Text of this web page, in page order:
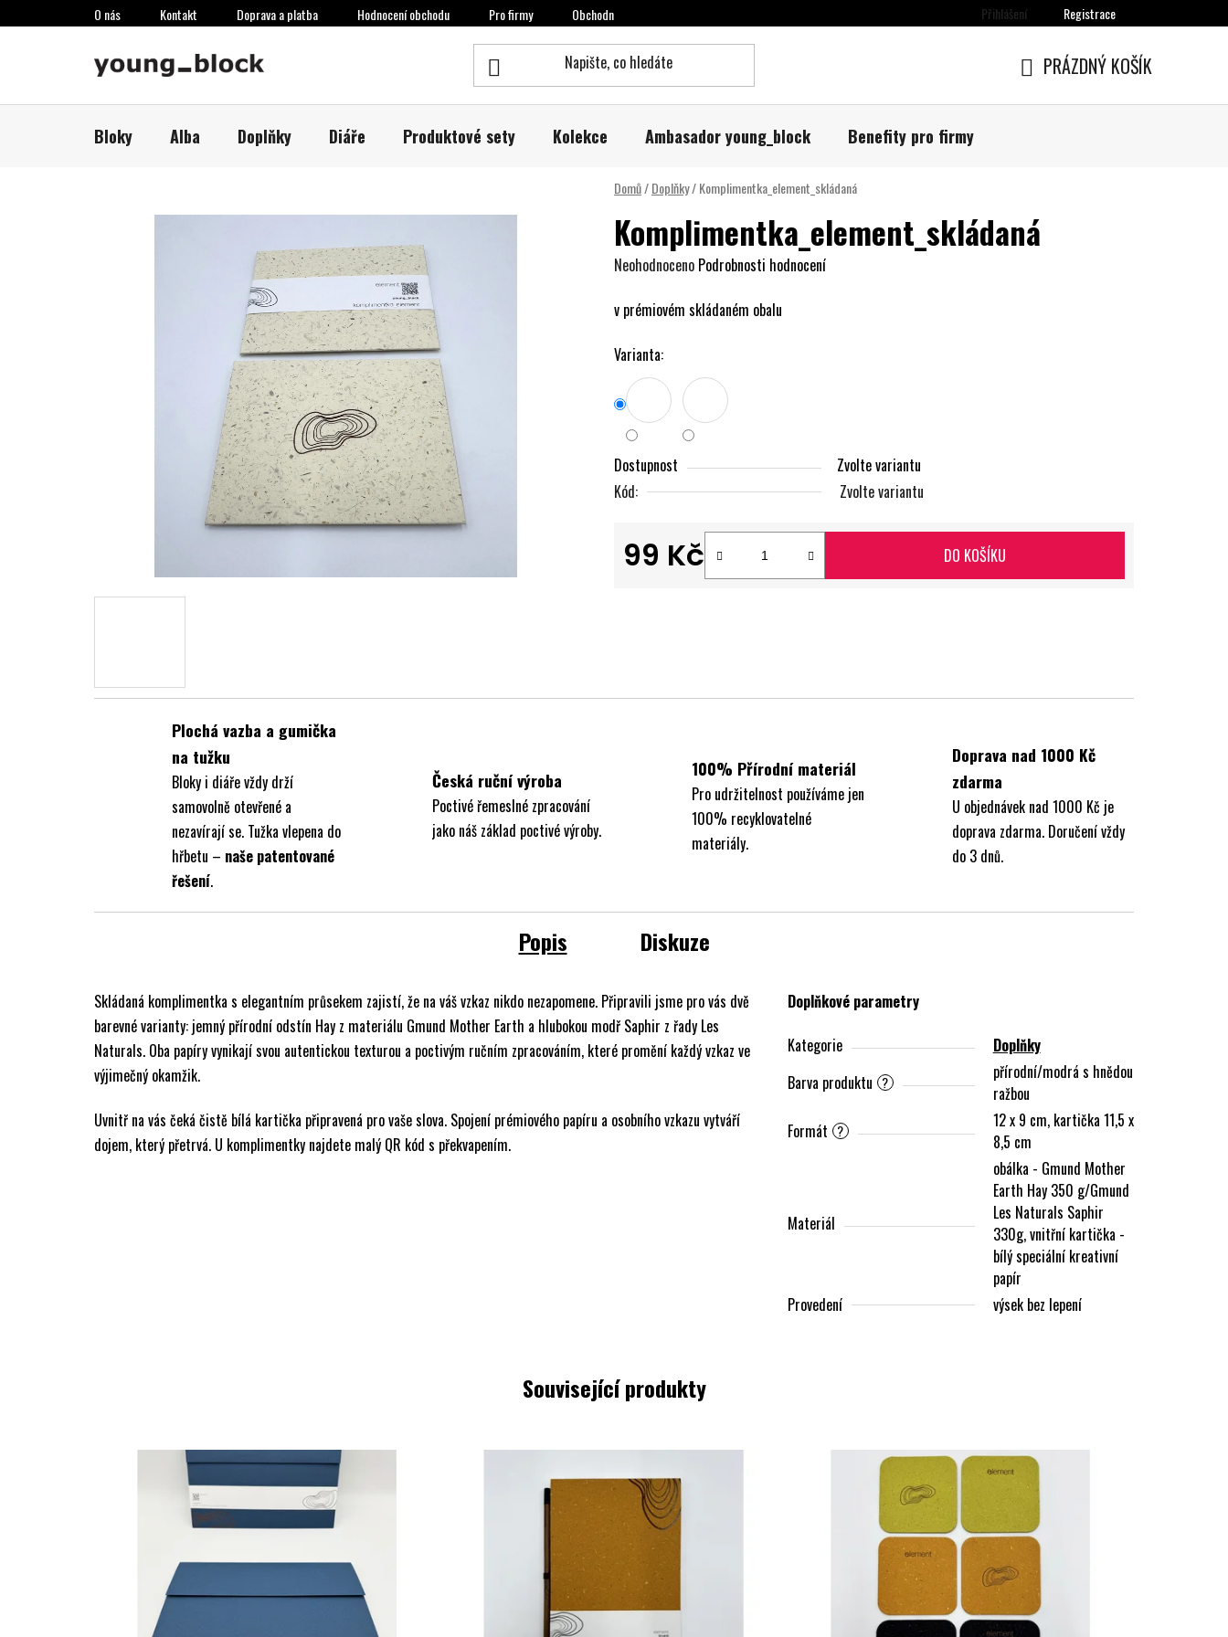
na
O nás Kontakt Doprava a platba Hodnocení obchodu Pro firmy Obchodní a reklamační podmínky Moje objednávka
Přihlášení Registrace
PRÁZDNÝ KOŠÍK
Bloky Alba Doplňky Diáře Produktové sety Kolekce Ambasador young_block Benefity pro firmy
Domů/Doplňky/Komplimentka_element_skládaná
Komplimentka_element_skládaná
Průměrné
produktu
0,0
5
hvězdiček.
Neohodnoceno Podrobnosti hodnocení
v prémiovém skládaném obalu
Varianta:
Dostupnost
Zvolte variantu
Kód:
Zvolte variantu
99 Kč DO KOŠÍKU
Plochá vazba a gumička
na tužku
Bloky i diáře vždy drží
samovolně otevřené a
nezavírají se. Tužka vlepena do
hřbetu – naše patentované
řešení.
Česká ruční výroba
Poctivé řemeslné zpracování
jako náš základ poctivé výroby.
100% Přírodní materiál
Pro udržitelnost používáme jen
100% recyklovatelné
materiály.
Doprava nad 1000 Kč
zdarma
U objednávek nad 1000 Kč je
doprava zdarma. Doručení vždy
do 3 dnů.
Popis Diskuze
Skládaná komplimentka s elegantním průsekem zajistí, že na váš vzkaz nikdo nezapomene. Připravili jsme pro vás dvě
barevné varianty: jemný přírodní odstín Hay z materiálu Gmund Mother Earth a hlubokou modř Saphir z řady Les
Naturals. Oba papíry vynikají svou autentickou texturou a poctivým ručním zpracováním, které promění každý vzkaz ve
výjimečný okamžik.
Uvnitř na vás čeká čistě bílá kartička připravená pro vaše slova. Spojení prémiového papíru a osobního vzkazu vytváří
dojem, který přetrvá. U komplimentky najdete malý QR kód s překvapením.
Doplňkové parametry
Kategorie
Doplňky
?
Barva produktu
přírodní/modrá s hnědou
ražbou
?
Formát
12 x 9 cm, kartička 11,5 x
8,5 cm
Materiál
obálka - Gmund Mother
Earth Hay 350 g/Gmund
Les Naturals Saphir
330g, vnitřní kartička -
bílý speciální kreativní
papír
Provedení
výsek bez lepení
Související produkty